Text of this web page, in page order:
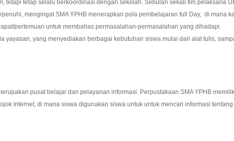
tetapi tetap selalu berkoordinasi dengan sekolah. Sebulan sekali tim pelaksana
mengingat SMA YPHB menerapkan pola pembelajaran full Day, di mana
pertemuan untuk membahas permasalahan-permasalahan yang dihadapi.
yayasan, yang menyediakan berbagai kebutuhan siswa mulai dari alat tulis,
pusat belajar dan pelayanan informasi. Perpustakaan SMA YPHB
internet, di mana siswa digunakan siswa untuk untuk mencari informasi